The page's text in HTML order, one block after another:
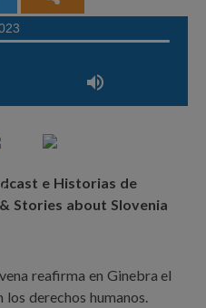
e Historias de
Stories about Slovenia
reafirma en Ginebra el
derechos humanos.